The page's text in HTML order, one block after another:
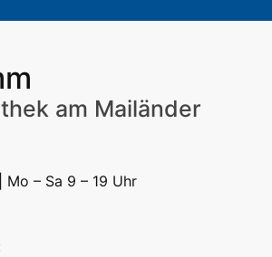
am Mailänder
Mo – Sa 9 – 19 Uhr